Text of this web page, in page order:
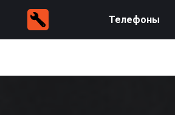
Телефоны